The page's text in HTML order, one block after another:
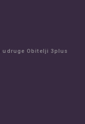
udruge Obitelji 3plus